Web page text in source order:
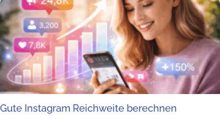
Gute Insta­gram Reich­wei­te berechnen